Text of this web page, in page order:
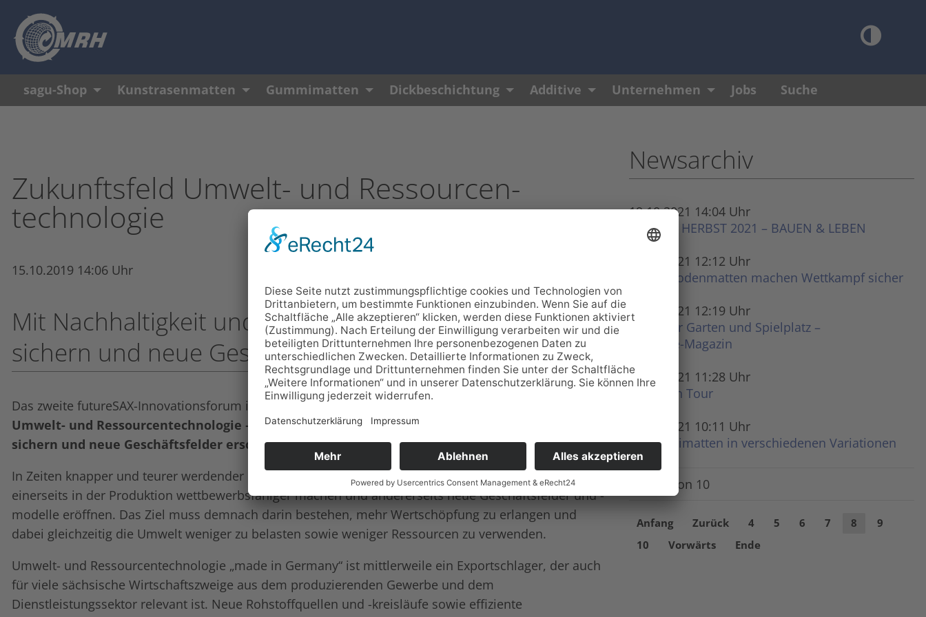
Navigation überspringen
sagu-Shop Kunstrasenmatten Gummimatten Dickbeschichtung Additive Unternehmen Jobs Suche
Zukunftsfeld Umwelt- und Ressourcen­
technologie
15.10.2019 14:06 Uhr
Mit Nachhaltigkeit und Effizienz Wettbewerbsfähigkeit
sichern und neue Geschäftsfelder erschließen.
Das zweite futureSAX-Innovationsforum in diesem Jahr steht unter dem Motto:
Umwelt- und Ressourcentechnologie – mit Nachhaltigkeit und Effizienz Wettbewerbsfähigkeit
sichern und neue Geschäftsfelder erschließen“.
In Zeiten knapper und teurer werdender Rohstoffe entstehen innovative Lösungen, die Unternehmen
einerseits in der Produktion wettbewerbsfähiger machen und andererseits neue Geschäftsfelder und -
modelle eröffnen. Das Ziel muss demnach darin bestehen, mehr Wertschöpfung zu erlangen und
dabei gleichzeitig die Umwelt weniger zu belasten sowie weniger Ressourcen zu verwenden.
Umwelt- und Ressourcentechnologie „made in Germany“ ist mittlerweile ein Exportschlager, der auch
für viele sächsische Wirtschaftszweige aus dem produzierenden Gewerbe und dem
Dienstleistungssektor relevant ist. Neue Rohstoffquellen und -kreisläufe sowie effiziente
Newsarchiv
19.10.2021 14:04 Uhr
JENAer HERBST 2021 – BAUEN & LEBEN
19.10.2021 12:12 Uhr
PTM-Bodenmatten machen Wettkampf sicher
13.09.2021 12:19 Uhr
Neu für Garten und Spielplatz –
New-Life-Magazin
18.06.2021 11:28 Uhr
PTM on Tour
06.05.2021 10:11 Uhr
Gummi­matten in verschiedenen Variationen
Seite 8 von 10
Anfang Zurück 4 5 6 7 8
9
10
Vorwärts Ende